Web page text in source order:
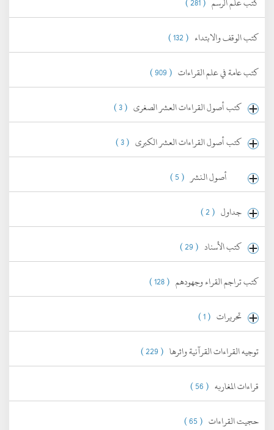
كتب الوقف والابتداء ( 132 )
كتب عامة في علم القراءات ( 909 )
كتب أصول القراءات العشر الصغرى ( 3 )
كتب أصول القراءات العشر الكبرى ( 3 )
أصول النشر ( 5 )
جداول ( 2 )
كتب الأسناد ( 29 )
كتب تراجم القراء وجهودهم ( 128 )
تحريرات ( 1 )
توجيه القراءات القرآنية واثرها ( 229 )
قراءات المغاربه ( 56 )
حجيت القراءات ( 65 )